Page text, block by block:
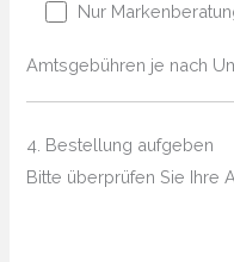
Nur
Amtsgebühren je nach
4. Bestellung aufgeben
Bitte überprüfen Sie Ihre